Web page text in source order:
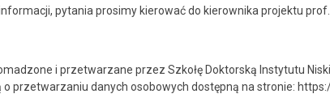
pytania prosimy kierować do kierownika projektu
i przetwarzane przez Szkołę Doktorską Instytutu
o przetwarzaniu danych osobowych dostępną na stronie: